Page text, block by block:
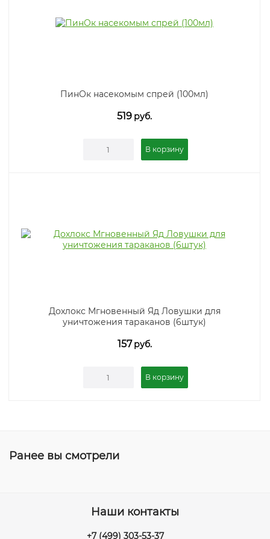
ПинОк насекомым спрей (100мл)
519 руб.
В корзину
Дохлокс Мгновенный Яд Ловушки для
уничтожения тараканов (6штук)
157 руб.
В корзину
Ранее вы смотрели
Наши контакты
+7 (499) 303-53-37